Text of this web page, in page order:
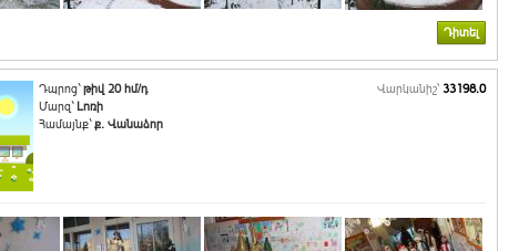
Դիտել
Դպրոց`թիվ 20 հմ/դ
Մարզ` Լոռի
Համայնք`ք. Վանաձոր
Վարկանիշ՝ 33198.0